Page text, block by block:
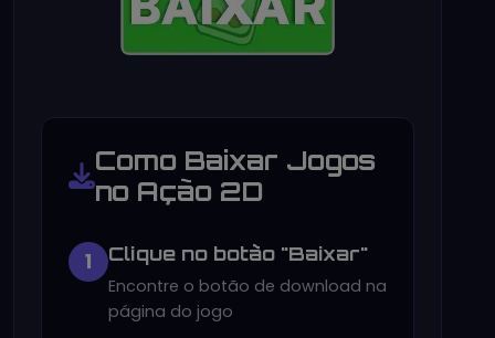
Como Baixar Jogos
no Ação 2D
1 Clique no botão "Baixar"
Encontre o botão de download na
página do jogo